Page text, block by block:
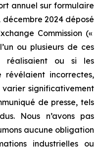
annuel sur formulaire
décembre 2024 déposé
Commission («
l’un ou plusieurs de ces
réalisaient ou si les
révélaient incorrectes,
significativement
de presse, tels
Nous n’avons pas
aucune obligation
industrielles ou